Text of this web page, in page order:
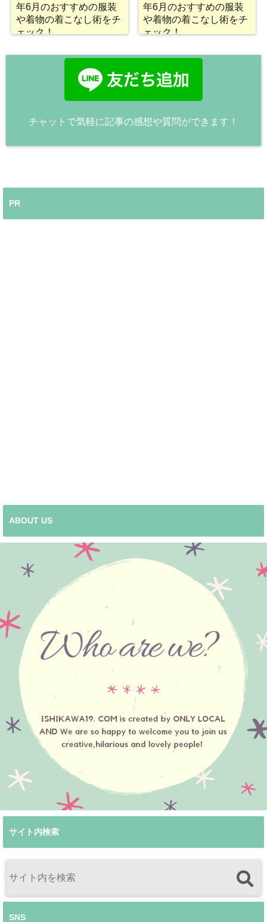
年6月のおすすめの服装
や着物の着こなし術をチ
ェック！
年6月のおすすめの服装
や着物の着こなし術をチ
ェック！
チャットで気軽に記事の感想や質問ができます！
PR
ABOUT US
サイト内検索
SNS